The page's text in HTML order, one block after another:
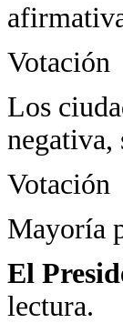
Votación
Los
negativa,
Votación
Mayoría
El
lectura.